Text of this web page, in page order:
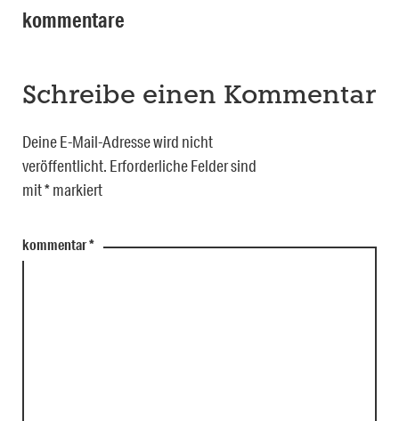
kommentare
Schreibe einen Kommentar
Deine E-Mail-Adresse wird nicht
veröffentlicht. Erforderliche Felder sind
mit*markiert
kommentar*